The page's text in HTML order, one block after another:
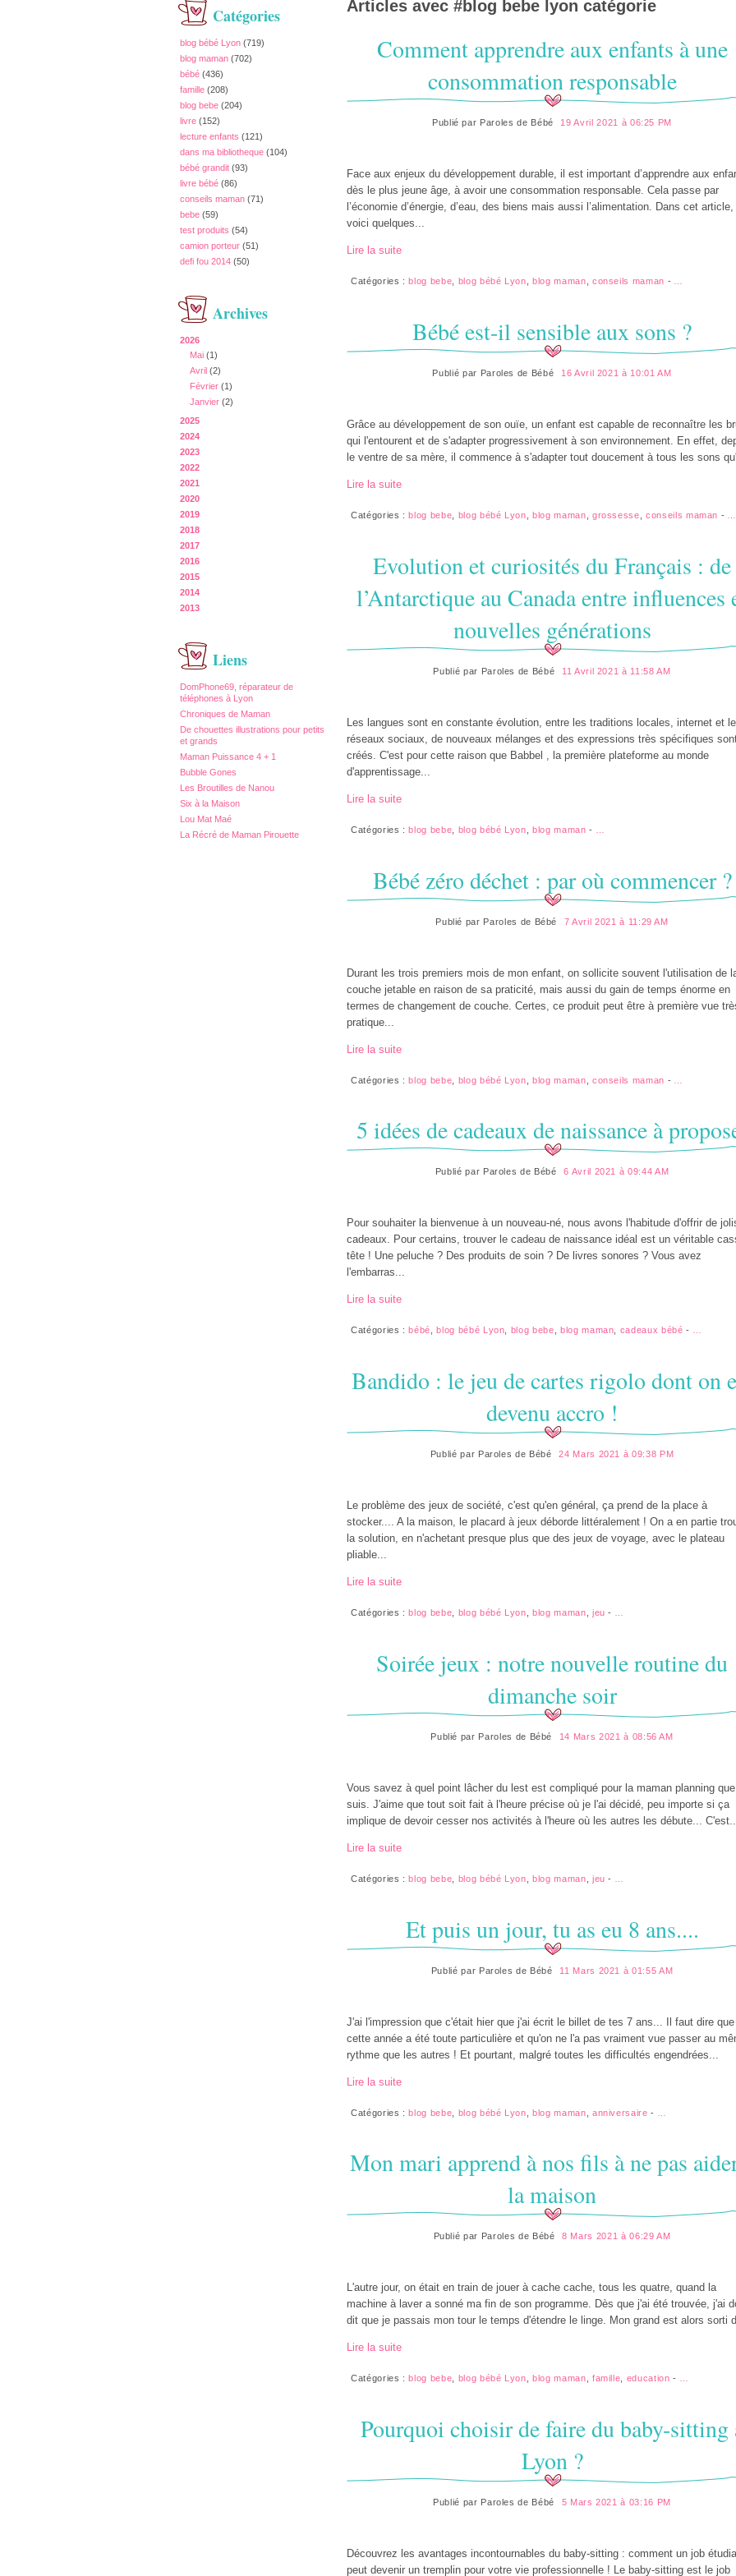
Catégories
blog bébé Lyon (719)
blog maman (702)
bébé (436)
famille (208)
blog bebe (204)
livre (152)
lecture enfants (121)
dans ma bibliotheque (104)
bébé grandit (93)
livre bébé (86)
conseils maman (71)
bebe (59)
test produits (54)
camion porteur (51)
defi fou 2014 (50)
Archives
2026
Mai (1)
Avril (2)
Février (1)
Janvier (2)
2025
2024
2023
2022
2021
2020
2019
2018
2017
2016
2015
2014
2013
Liens
DomPhone69, réparateur de
téléphones à Lyon
Chroniques de Maman
De chouettes illustrations pour petits
et grands
Maman Puissance 4 + 1
Bubble Gones
Les Broutilles de Nanou
Six à la Maison
Lou Mat Maé
La Récré de Maman Pirouette
Articles avec #blog bebe lyon catégorie
Comment apprendre aux enfants à une
consommation responsable
Publié par Paroles de Bébé 19 Avril 2021 à 06:25 PM
Face aux enjeux du développement durable, il est important d’apprendre aux
dès le plus jeune âge, à avoir une consommation responsable. Cela passe par
l’économie d’énergie, d’eau, des biens mais aussi l’alimentation. Dans cet article,
voici quelques...
Lire la suite
Catégories : blog bebe blog bébé Lyon blog maman conseils maman -
Bébé est-il sensible aux sons ?
Publié par Paroles de Bébé 16 Avril 2021 à 10:01 AM
Grâce au développement de son ouïe, un enfant est capable de reconnaître les
qui l'entourent et de s'adapter progressivement à son environnement. En effet,
le ventre de sa mère, il commence à s'adapter tout doucement à tous les sons
Lire la suite
Catégories :blog bebe blog bébé Lyon ,blog maman grossesse ,conseils maman -
Evolution et curiosités du Français : de
l’Antarctique au Canada entre influences
nouvelles générations
Publié par Paroles de Bébé 11 Avril 2021 à 11:58 AM
Les langues sont en constante évolution, entre les traditions locales, internet et
réseaux sociaux, de nouveaux mélanges et des expressions très spécifiques
créés. C'est pour cette raison que Babbel , la première plateforme au monde
d'apprentissage...
Lire la suite
Catégories :blog bebe blog bébé Lyon ,blog maman -
Bébé zéro déchet : par où commencer ?
Publié par Paroles de Bébé 7 Avril 2021 à 11:29 AM
Durant les trois premiers mois de mon enfant, on sollicite souvent l'utilisation de
couche jetable en raison de sa praticité, mais aussi du gain de temps énorme en
termes de changement de couche. Certes, ce produit peut être à première vue
pratique...
Lire la suite
Catégories :blog bebe blog bébé Lyon ,blog maman conseils maman -
5 idées de cadeaux de naissance à
Publié par Paroles de Bébé 6 Avril 2021 à 09:44 AM
Pour souhaiter la bienvenue à un nouveau-né, nous avons l'habitude d'offrir de
cadeaux. Pour certains, trouver le cadeau de naissance idéal est un véritable
tête ! Une peluche ? Des produits de soin ? De livres sonores ? Vous avez
l'embarras...
Lire la suite
Catégories : bébé blog bébé Lyon blog bebe blog maman cadeaux bébé -
Bandido : le jeu de cartes rigolo dont on
devenu accro !
Publié par Paroles de Bébé 24 Mars 2021 à 09:38 PM
Le problème des jeux de société, c'est qu'en général, ça prend de la place à
stocker.... A la maison, le placard à jeux déborde littéralement ! On a en partie
la solution, en n'achetant presque plus que des jeux de voyage, avec le plateau
pliable...
Lire la suite
Catégories :blog bebe blog bébé Lyon ,blog maman jeu -
Soirée jeux : notre nouvelle routine du
dimanche soir
Publié par Paroles de Bébé 14 Mars 2021 à 08:56 AM
Vous savez à quel point lâcher du lest est compliqué pour la maman planning
suis. J'aime que tout soit fait à l'heure précise où je l'ai décidé, peu importe si ça
implique de devoir cesser nos activités à l'heure où les autres les débute... C'est...
Lire la suite
Catégories :blog bebe blog bébé Lyon ,blog maman jeu -
Et puis un jour, tu as eu 8 ans....
Publié par Paroles de Bébé 11 Mars 2021 à 01:55 AM
J'ai l'impression que c'était hier que j'ai écrit le billet de tes 7 ans... Il faut dire que
cette année a été toute particulière et qu'on ne l'a pas vraiment vue passer au
rythme que les autres ! Et pourtant, malgré toutes les difficultés engendrées...
Lire la suite
Catégories :blog bebe blog bébé Lyon ,blog maman anniversaire -
Mon mari apprend à nos fils à ne pas
la maison
Publié par Paroles de Bébé 8 Mars 2021 à 06:29 AM
L'autre jour, on était en train de jouer à cache cache, tous les quatre, quand la
machine à laver a sonné ma fin de son programme. Dès que j'ai été trouvée, j'ai
dit que je passais mon tour le temps d'étendre le linge. Mon grand est alors sorti
Lire la suite
Catégories : blog bebe blog bébé Lyon blog maman famille education -
Pourquoi choisir de faire du baby-sitting
Lyon ?
Publié par Paroles de Bébé 5 Mars 2021 à 03:16 PM
Découvrez les avantages incontournables du baby-sitting : comment un job
peut devenir un tremplin pour votre vie professionnelle ! Le baby-sitting est le job